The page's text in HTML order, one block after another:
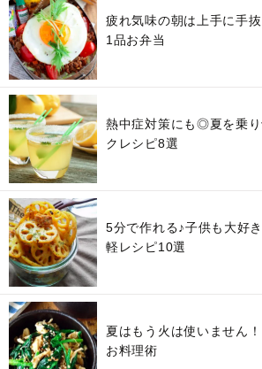
疲れ気味の朝は上手に手
1品お弁当
熱中症対策にも◎夏を乗
クレシピ8選
5分で作れる♪子供も大好
軽レシピ10選
夏はもう火は使いません
お料理術